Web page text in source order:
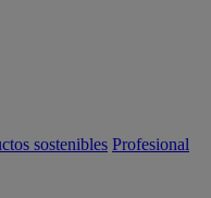
sostenibles Profesional